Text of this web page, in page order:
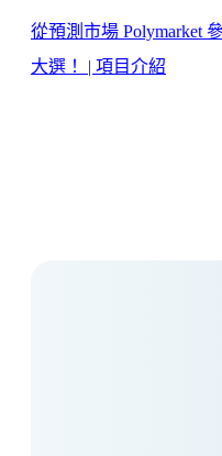
從預測市場 Polymarket
大選！ | 項目介紹